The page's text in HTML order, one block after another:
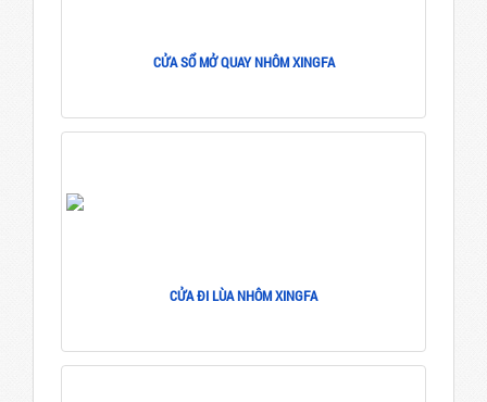
CỬA SỔ MỞ QUAY NHÔM XINGFA
CỬA ĐI LÙA NHÔM XINGFA